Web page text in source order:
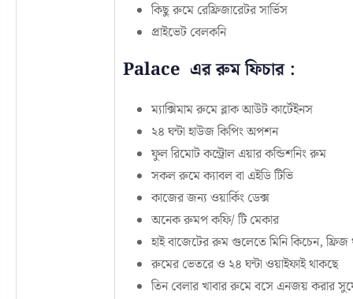
কিছু রুমে রেফ্রিজারেটর সার্ভিস
প্রাইভেট বেলকনি
Palace এর রুম ফিচার :
ম্যাক্সিমাম রুমে ব্লাক আউট কার্টেইনস
২৪ ঘন্টা হাউজ কিপিং অপশন
ফুল রিমোট কন্ট্রোল এয়ার কন্ডিশনিং রুম
সকল রুমে ক্যাবল বা এইডি টিভি
কাজের জন্য ওয়ার্কিং ডেক্স
অনেক রুমপ কফি/ টি মেকার
হাই বাজেটের রুম গুলেতে মিনি কিচেন, ফ্রিজ
রুমের ভেতরে ও ২৪ ঘন্টা ওয়াইফাই থাকছে
তিন বেলার খাবার রুমে বসে এনজয় করার